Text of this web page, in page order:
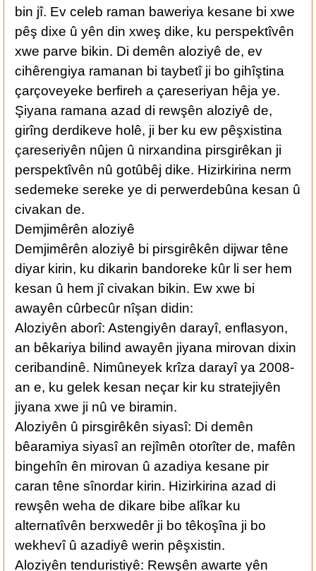
bin jî. Ev celeb raman baweriya kesane bi xwe
pêş dixe û yên din xweş dike, ku perspektîvên
xwe parve bikin. Di demên aloziyê de, ev
cihêrengiya ramanan bi taybetî ji bo gihîştina
çarçoveyeke berfireh a çareseriyan hêja ye.
Şiyana ramana azad di rewşên aloziyê de,
girîng derdikeve holê, ji ber ku ew pêşxistina
çareseriyên nûjen û nirxandina pirsgirêkan ji
perspektîvên nû gotûbêj dike. Hizirkirina nerm
sedemeke sereke ye di perwerdebûna kesan û
civakan de.
Demjimêrên aloziyê
Demjimêrên aloziyê bi pirsgirêkên dijwar têne
diyar kirin, ku dikarin bandoreke kûr li ser hem
kesan û hem jî civakan bikin. Ew xwe bi
awayên cûrbecûr nîşan didin:
Aloziyên aborî: Astengiyên darayî, enflasyon,
an bêkariya bilind awayên jiyana mirovan dixin
ceribandinê. Nimûneyek krîza darayî ya 2008-
an e, ku gelek kesan neçar kir ku stratejiyên
jiyana xwe ji nû ve biramin.
Aloziyên û pirsgirêkên siyasî: Di demên
bêaramiya siyasî an rejîmên otorîter de, mafên
bingehîn ên mirovan û azadiya kesane pir
caran têne sînordar kirin. Hizirkirina azad di
rewşên weha de dikare bibe alîkar ku
alternatîvên berxwedêr ji bo têkoşîna ji bo
wekhevî û azadiyê werin pêşxistin.
Aloziyên tenduristiyê: Rewşên awarte yên